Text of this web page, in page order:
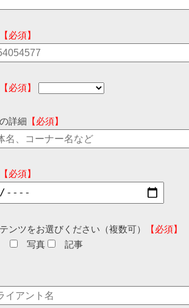
【必須】
【必須】
詳細 【必須】
【必須】
ンツをお選びください（複数可）
【必須】
写真 記事